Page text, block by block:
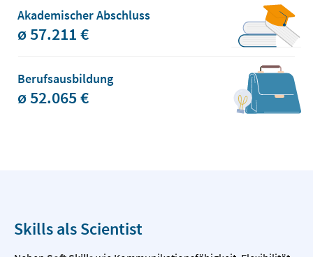
Akademischer Abschluss
ø 57.211 €
Berufsausbildung
ø 52.065 €
Skills als Scientist